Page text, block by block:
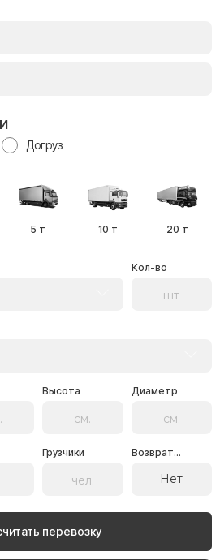
Догруз
5 т 10 т 20 т
Кол-во
Высота Диаметр
Грузчики Возврат...
Нет
перевозку